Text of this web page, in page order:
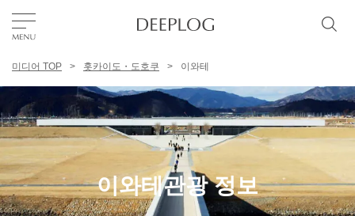
TOP
에리어
미디어 TOP 홋카이도・도호쿠 이와테
이와테관광 정보